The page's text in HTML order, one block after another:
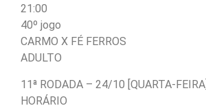
21:00
40º jogo
CARMO X FÉ FERROS
ADULTO
11ª RODADA – 24/10 [QUARTA-FEIRA]
HORÁRIO